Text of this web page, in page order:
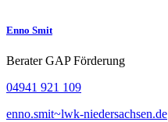
Enno Smit
Berater GAP Förderung
04941 921 109
enno.smit~lwk-niedersachsen.de